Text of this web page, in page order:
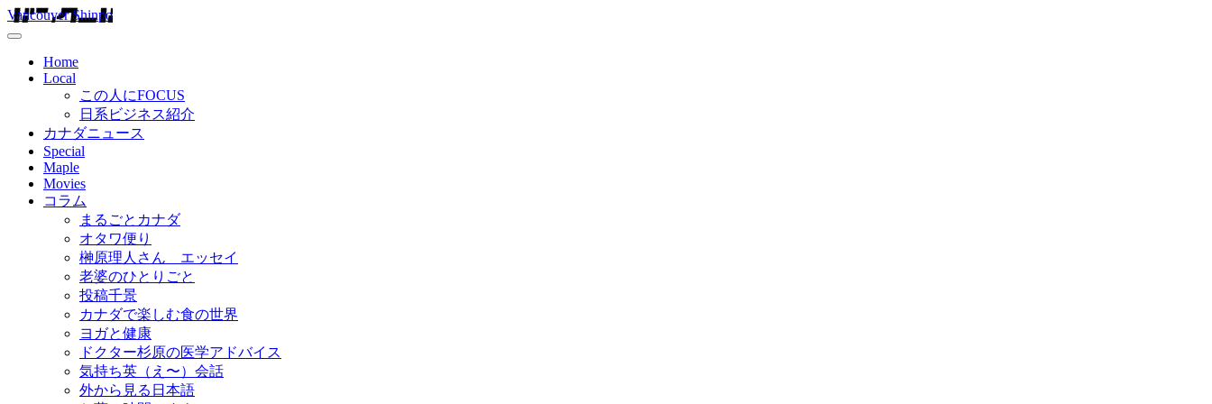
Vancouver Shinpo
Home
Local
この人にFOCUS
日系ビジネス紹介
カナダニュース
Special
Maple
Movies
コラム
まるごとカナダ
オタワ便り
榊原理人さん エッセイ
老婆のひとりごと
投稿千景
カナダで楽しむ食の世界
ヨガと健康
ドクター杉原の医学アドバイス
気持ち英（え〜）会話
外から見る日本語